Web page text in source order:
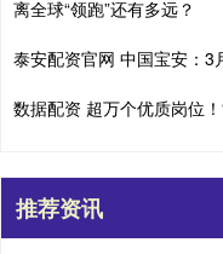
离全球“领跑”还有多远？
泰安配资官网 中国宝安：
数据配资 超万个优质岗位
推荐资讯